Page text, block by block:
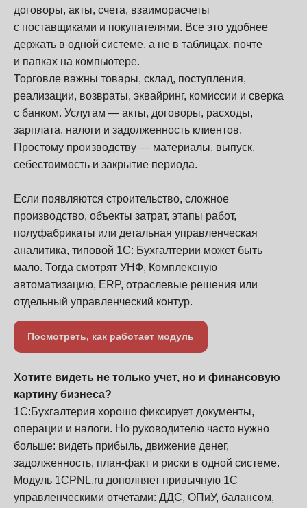
договоры, акты, счета, взаиморасчеты
с поставщиками и покупателями. Все это удобнее
держать в одной системе, а не в таблицах, почте
и папках на компьютере.
Торговле важны товары, склад, поступления,
реализации, возвраты, эквайринг, комиссии и сверка
с банком. Услугам — акты, договоры, расходы,
зарплата, налоги и задолженность клиентов.
Простому производству — материалы, выпуск,
себестоимость и закрытие периода.
Если появляются строительство, сложное
производство, объекты затрат, этапы работ,
полуфабрикаты или детальная управленческая
аналитика, типовой 1С: Бухгалтерии может быть
мало. Тогда смотрят УНФ, Комплексную
автоматизацию, ERP, отраслевые решения или
отдельный управленческий контур.
Посмотреть, как работает модуль
Хотите видеть не только учет, но и финансовую
картину бизнеса?
1С:Бухгалтерия хорошо фиксирует документы,
операции и налоги. Но руководителю часто нужно
больше: видеть прибыль, движение денег,
задолженность, план-факт и риски в одной системе.
Модуль 1CPNL.ru дополняет привычную 1С
управленческими отчетами: ДДС, ОПиУ, балансом,